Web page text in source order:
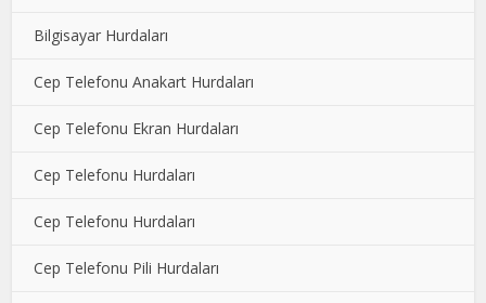
Bilgisayar Hurdaları
Cep Telefonu Anakart Hurdaları
Cep Telefonu Ekran Hurdaları
Cep Telefonu Hurdaları
Cep Telefonu Hurdaları
Cep Telefonu Pili Hurdaları